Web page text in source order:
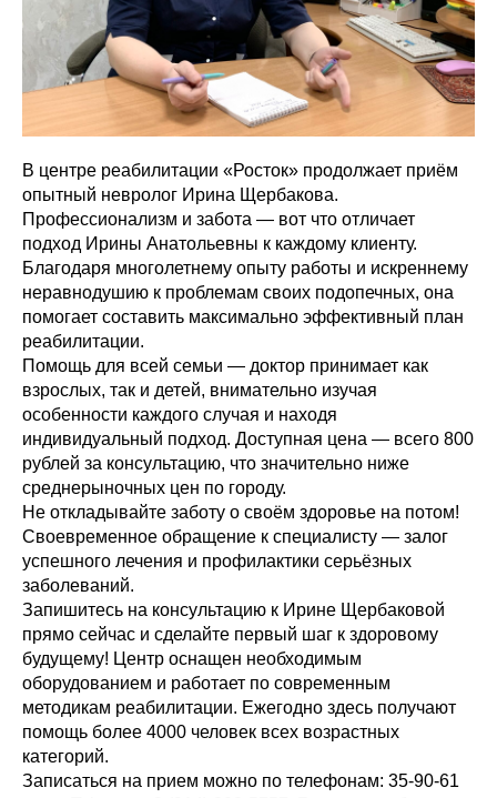
В центре реабилитации «Росток» продолжает приём
опытный невролог Ирина Щербакова.
Профессионализм и забота — вот что отличает
подход Ирины Анатольевны к каждому клиенту.
Благодаря многолетнему опыту работы и искреннему
неравнодушию к проблемам своих подопечных, она
помогает составить максимально эффективный план
реабилитации.
Помощь для всей семьи — доктор принимает как
взрослых, так и детей, внимательно изучая
особенности каждого случая и находя
индивидуальный подход. Доступная цена — всего 800
рублей за консультацию, что значительно ниже
среднерыночных цен по городу.
Не откладывайте заботу о своём здоровье на потом!
Своевременное обращение к специалисту — залог
успешного лечения и профилактики серьёзных
заболеваний.
Запишитесь на консультацию к Ирине Щербаковой
прямо сейчас и сделайте первый шаг к здоровому
будущему! Центр оснащен необходимым
оборудованием и работает по современным
методикам реабилитации. Ежегодно здесь получают
помощь более 4000 человек всех возрастных
категорий.
Записаться на прием можно по телефонам: 35-90-61